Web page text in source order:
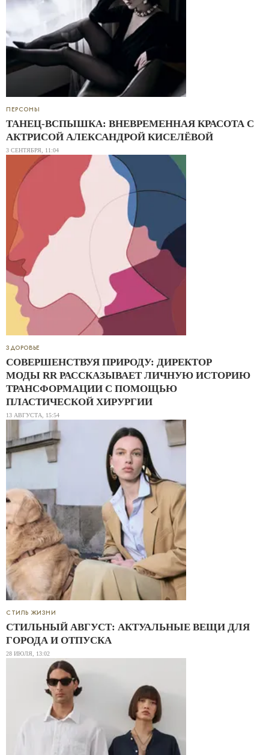
ПЕРСОНЫ
ТАНЕЦ-ВСПЫШКА: ВНЕВРЕМЕННАЯ КРАСОТА С
АКТРИСОЙ АЛЕКСАНДРОЙ КИСЕЛЁВОЙ
3 СЕНТЯБРЯ, 11:04
ЗДОРОВЬЕ
СОВЕРШЕНСТВУЯ ПРИРОДУ: ДИРЕКТОР
МОДЫ RR РАССКАЗЫВАЕТ ЛИЧНУЮ ИСТОРИЮ
ТРАНСФОРМАЦИИ С ПОМОЩЬЮ
ПЛАСТИЧЕСКОЙ ХИРУРГИИ
13 АВГУСТА, 15:54
СТИЛЬ ЖИЗНИ
СТИЛЬНЫЙ АВГУСТ: АКТУАЛЬНЫЕ ВЕЩИ ДЛЯ
ГОРОДА И ОТПУСКА
28 ИЮЛЯ, 13:02